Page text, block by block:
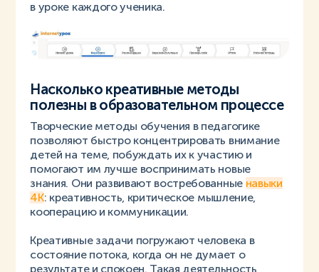
в уроке каждого ученика.
Насколько креативные методы
полезны в образовательном процессе
Творческие методы обучения в педагогике
позволяют быстро концентрировать внимание
детей на теме, побуждать их к участию и
помогают им лучше воспринимать новые
знания. Они развивают востребованные навыки
4К: креативность, критическое мышление,
кооперацию и коммуникации.
Креативные задачи погружают человека в
состояние потока, когда он не думает о
результате и спокоен. Такая деятельность